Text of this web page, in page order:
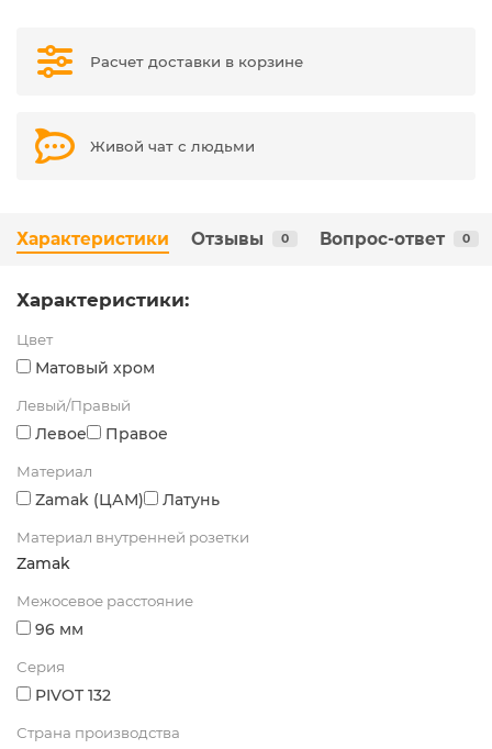
Расчет доставки в корзине
Живой чат с людьми
Характеристики Отзывы 0 Вопрос-ответ 0
Характеристики:
Цвет
Матовый хром
Левый/Правый
Левое Правое
Материал
Zamak (ЦАМ) Латунь
Материал внутренней розетки
Zamak
Межосевое расстояние
96 мм
Серия
PIVOT 132
Страна производства